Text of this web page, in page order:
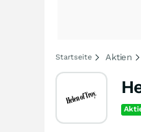
Startseite Aktien